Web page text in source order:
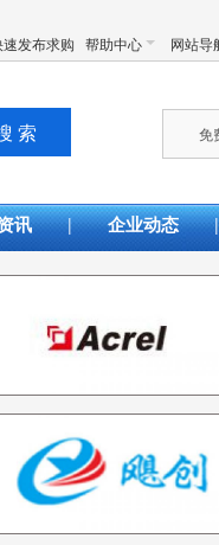
速发布求购 帮助中心 网站导
免
讯 | 企业动态 |